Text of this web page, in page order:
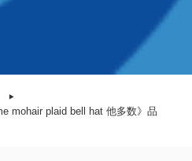
mohair plaid bell hat 他多数》品